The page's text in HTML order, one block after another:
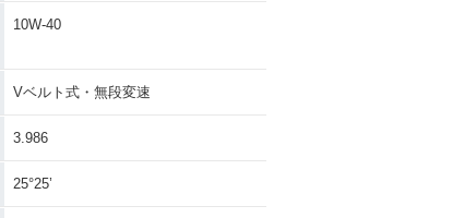
10W-40
Vベルト式・無段変速
3.986
25°25’